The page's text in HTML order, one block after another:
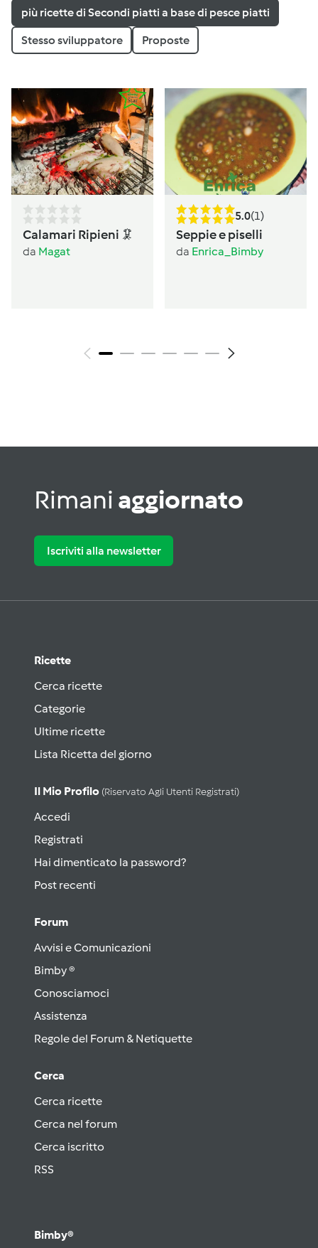
più ricette di Secondi piatti a base di pesce piatti
Stesso sviluppatore Proposte
Calamari Ripieni 🦑
da Magat
5.0(1)
Seppie e piselli
da Enrica_Bimby
Rimani aggiornato
Iscriviti alla newsletter
Ricette
Cerca ricette
Categorie
Ultime ricette
Lista Ricetta del giorno
Il Mio Profilo (riservato Agli Utenti Registrati)
Accedi
Registrati
Hai dimenticato la password?
Post recenti
Forum
Avvisi e Comunicazioni
Bimby ®
Conosciamoci
Assistenza
Regole del Forum & Netiquette
Cerca
Cerca ricette
Cerca nel forum
Cerca iscritto
RSS
Bimby®